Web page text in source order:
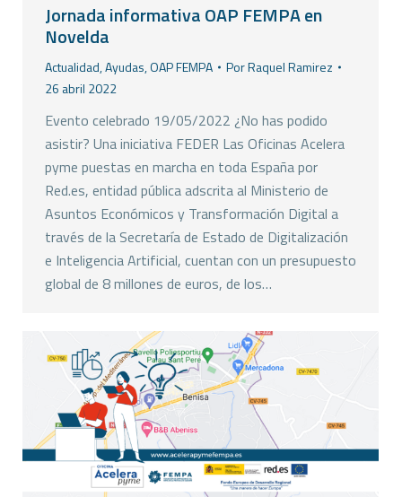
Jornada informativa OAP FEMPA en
Novelda
Actualidad,Ayudas,OAP FEMPA PorRaquel Ramirez
26 abril 2022
Evento celebrado 19/05/2022 ¿No has podido
asistir? Una iniciativa FEDER Las Oficinas Acelera
pyme puestas en marcha en toda España por
Red.es, entidad pública adscrita al Ministerio de
Asuntos Económicos y Transformación Digital a
través de la Secretaría de Estado de Digitalización
e Inteligencia Artificial, cuentan con un presupuesto
global de 8 millones de euros, de los…